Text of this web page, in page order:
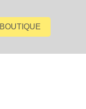
BOUTIQUE